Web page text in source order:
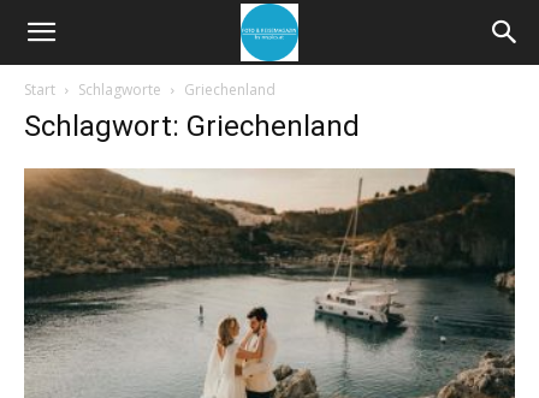
Start Schlagworte Griechenland
Schlagwort: Griechenland